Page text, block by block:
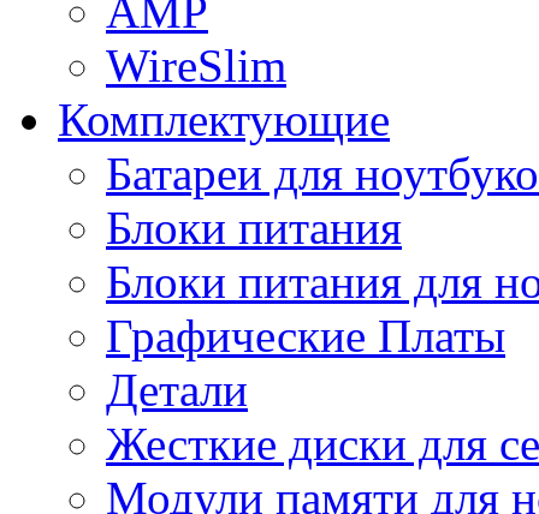
AMP
WireSlim
Комплектующие
Батареи для
Блоки питания
Блоки питания для
Графические Платы
Детали
Жесткие диски для
Модули памяти для